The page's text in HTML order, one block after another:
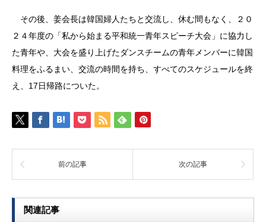
その後、姜会長は韓国婦人たちと交流し、休む間もなく、２０
２４年度の「私から始まる平和統一青年スピーチ大会」に協力し
た青年や、大会を盛り上げたダンスチームの青年メンバーに韓国
料理をふるまい、交流の時間を持ち、すべてのスケジュールを終
え、17日帰路についた。
前の記事 次の記事
関連記事